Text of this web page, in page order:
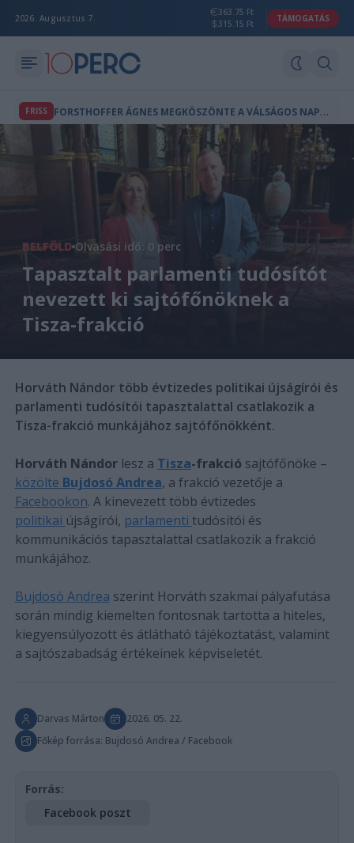
2026. Augusztus 7.
363.75 Ft
315.15 Ft
TÁMOGATÁS
FRISS F
ORSTHOFFER ÁGNES MEGKÖSZÖNTE A VÁLSÁGOS NAPOK ENERGIATAKARÉKOSSÁGÁT
BELFÖLD Olvasási idő: 0 perc
Tapasztalt parlamenti tudósítót
nevezett ki sajtófőnöknek a
Tisza-frakció
Horváth Nándor több évtizedes politikai újságírói és
parlamenti tudósítói tapasztalattal csatlakozik a
Tisza-frakció munkájához sajtófőnökként.
Horváth Nándorlesz a Tisza-frakció sajtófőnöke –
közölte Bujdosó Andrea, a frakció vezetője a
Facebookon. A kinevezett több évtizedes
politikai újságírói, parlamenti tudósítói és
kommunikációs tapasztalattal csatlakozik a frakció
munkájához.
Bujdosó Andrea szerint Horváth szakmai pályafutása
során mindig kiemelten fontosnak tartotta a hiteles,
kiegyensúlyozott és átlátható tájékoztatást, valamint
a sajtószabadság értékeinek képviseletét.
Darvas Márton
2026. 05. 22.
Főkép forrása: Bujdosó Andrea / Facebook
Forrás:
Facebook poszt